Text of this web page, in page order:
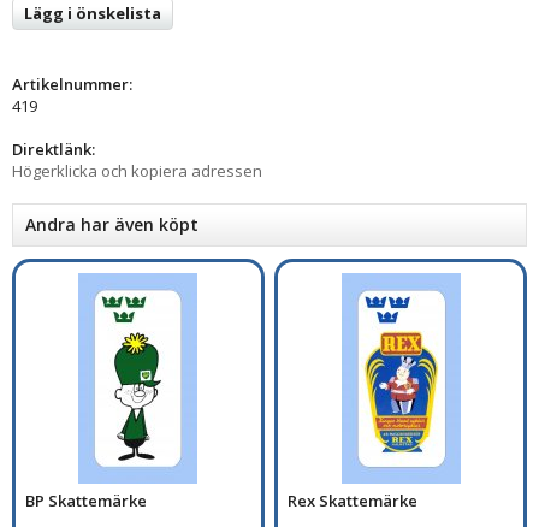
Lägg i önskelista
Artikelnummer:
419
Direktlänk:
Högerklicka och kopiera adressen
Andra har även köpt
BP Skattemärke Rex Skattemärke